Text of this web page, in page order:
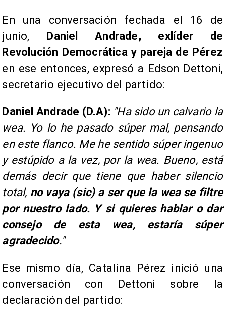
En una conversación fechada el 16 de
junio, Daniel Andrade, exlíder de
Revolución Democrática y pareja de Pérez
en ese entonces, expresó a Edson Dettoni,
secretario ejecutivo del partido:
Daniel Andrade (D.A): "Ha sido un calvario la
wea. Yo lo he pasado súper mal, pensando
en este flanco. Me he sentido súper ingenuo
y estúpido a la vez, por la wea. Bueno, está
demás decir que tiene que haber silencio
total, no vaya (sic) a ser que la wea se filtre
por nuestro lado. Y si quieres hablar o dar
consejo de esta wea, estaría súper
agradecido."
Ese mismo día, Catalina Pérez inició una
conversación con Dettoni sobre la
declaración del partido: